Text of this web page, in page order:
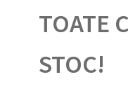
TOATE
STOC!